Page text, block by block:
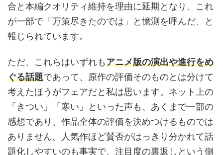
合と本編クオリティ維持を理由に延期となり、これ
が一部で「万策尽きたのでは」と憶測を呼んだ、と
報じられています。
ただ、これらはいずれもアニメ版の演出や進行をめ
ぐる話題であって、原作の評価そのものとは分けて
考えたほうがフェアだと私は思います。ネット上の
「きつい」「寒い」といった声も、あくまで一部の
感想であり、作品全体の評価を決めつけるものでは
ありません。人気作ほど賛否がはっきり分かれて話
題化しやすいのも事実で、注目度の裏返しという側